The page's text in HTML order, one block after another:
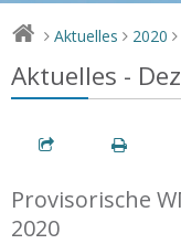
> Aktuelles > 2020 >
Aktuelles -
Provisorische
2020